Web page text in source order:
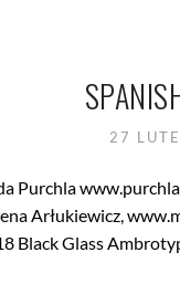
27
Purchla
Arłukiewicz,
Black Glass